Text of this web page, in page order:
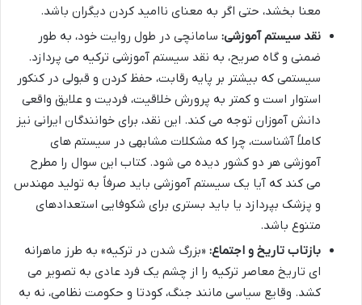
معنا بخشد، حتی اگر به معنای ناامید کردن دیگران باشد.
نقد سیستم آموزشی: سامانچی در طول روایت خود، به طور
ضمنی و گاه صریح، به نقد سیستم آموزشی ترکیه می پردازد.
سیستمی که بیشتر بر پایه رقابت، حفظ کردن و قبولی در کنکور
استوار است و کمتر به پرورش خلاقیت، فردیت و علایق واقعی
دانش آموزان توجه می کند. این نقد، برای خوانندگان ایرانی نیز
کاملاً آشناست، چرا که مشکلات مشابهی در سیستم های
آموزشی هر دو کشور دیده می شود. کتاب این سوال را مطرح
می کند که آیا یک سیستم آموزشی باید صرفاً به تولید مهندس
و پزشک بپردازد یا باید بستری برای شکوفایی استعدادهای
متنوع باشد.
بازتاب تاریخ و اجتماع: «بزرگ شدن در ترکیه» به طرز ماهرانه
ای تاریخ معاصر ترکیه را از چشم یک فرد عادی به تصویر می
کشد. وقایع سیاسی مانند جنگ، کودتا و حکومت نظامی، نه به